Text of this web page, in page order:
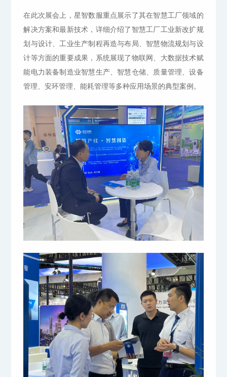
在此次展会上，星智数服重点展示了其在智慧工厂领域的
解决方案和最新技术，详细介绍了智慧工厂工业新改扩规
划与设计、工业生产制程再造与布局、智慧物流规划与设
计等方面的重要成果，系统展现了物联网、大数据技术赋
能电力装备制造业智慧生产、智慧仓储、质量管理、设备
管理、安环管理、能耗管理等多种应用场景的典型案例。